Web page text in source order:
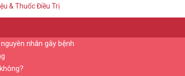
& Thuốc Điều Trị
nhân gây bệnh